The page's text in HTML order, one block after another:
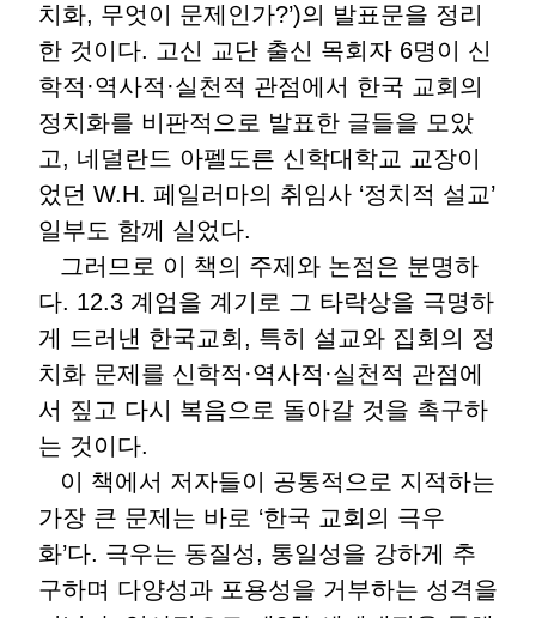
치화, 무엇이 문제인가?’)의 발표문을 정리
한 것이다. 고신 교단 출신 목회자 6명이 신
학적·역사적·실천적 관점에서 한국 교회의
정치화를 비판적으로 발표한 글들을 모았
고, 네덜란드 아펠도른 신학대학교 교장이
었던 W.H. 페일러마의 취임사 ‘정치적 설교’
일부도 함께 실었다.
그러므로 이 책의 주제와 논점은 분명하
다. 12.3 계엄을 계기로 그 타락상을 극명하
게 드러낸 한국교회, 특히 설교와 집회의 정
치화 문제를 신학적·역사적·실천적 관점에
서 짚고 다시 복음으로 돌아갈 것을 촉구하
는 것이다.
이 책에서 저자들이 공통적으로 지적하는
가장 큰 문제는 바로 ‘한국 교회의 극우
화’다. 극우는 동질성, 통일성을 강하게 추
구하며 다양성과 포용성을 거부하는 성격을